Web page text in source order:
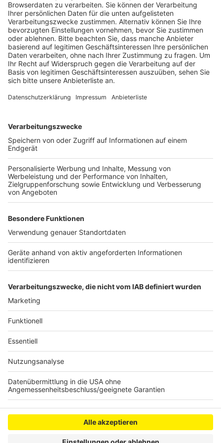
von einem Plus von über 20 Prozent aus, für Köln
ist eine Zunahme von 30 Prozent und mehr
denkbar.
Veröffentlicht:Freitag, 29.05.2020 09:24
Anzeige
Schüler unterbringen. Denn schon jetzt ist in vielen
Schulen das Limit erreicht. Pulheim zum Beispiel hat
im aktuellen Schulentwicklungsplan festgestellt, dass
in den Grundschulen in den nächsten Jahren
mindestens vier Züge fehlen,vor allem in Brauweiler,
Dansweiler, Sinthern und Geyen. Auch an den Real- und
Hauptschulen fehlen Plätze. An den Gymnasien
reichen die Plätze gerade noch für die nächsten vier
Schülerzahlen sind mehr Geburten und die wachsende
Zahl an Zuwanderern. Aktuell besuchen etwas 49.000
Kinder und Jugendliche eine allgemeinbildende Schule
bei uns. In 15 Jahren könnten es 10.000 mehr sein.